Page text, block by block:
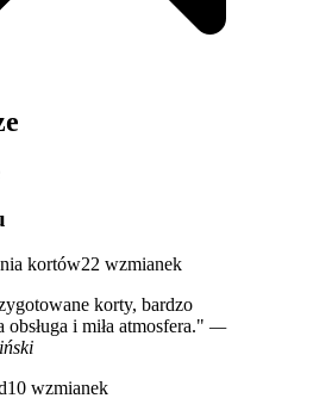
kortów22 wzmianek
korty, bardzo
obsługa i miła atmosfera." —
10 wzmianek